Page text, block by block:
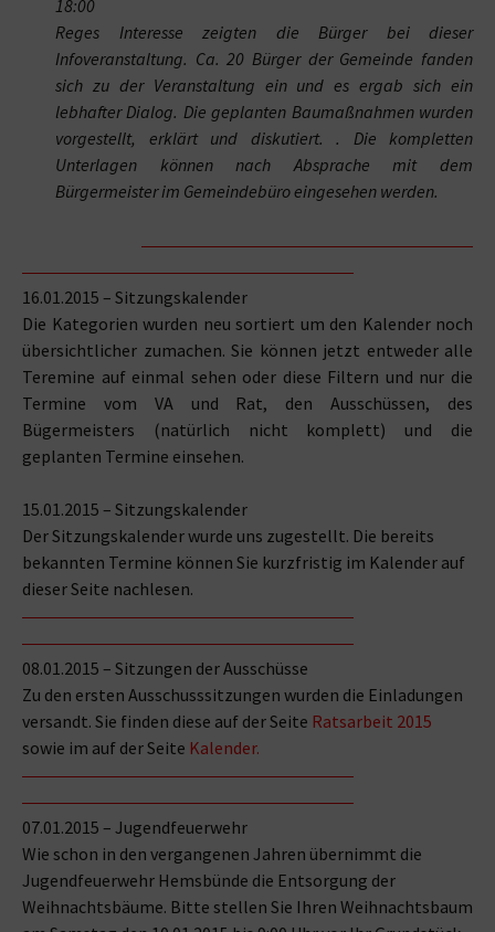
18:00
Reges Interesse zeigten die Bürger bei dieser
Infoveranstaltung. Ca. 20 Bürger der Gemeinde fanden
sich zu der Veranstaltung ein und es ergab sich ein
lebhafter Dialog. Die geplanten Baumaßnahmen wurden
vorgestellt, erklärt und diskutiert. . Die kompletten
Unterlagen können nach Absprache mit dem
Bürgermeister im Gemeindebüro eingesehen werden.
16.01.2015 – Sitzungskalender
Die Kategorien wurden neu sortiert um den Kalender noch
übersichtlicher zumachen. Sie können jetzt entweder alle
Teremine auf einmal sehen oder diese Filtern und nur die
Termine vom VA und Rat, den Ausschüssen, des
Bügermeisters (natürlich nicht komplett) und die
geplanten Termine einsehen.
15.01.2015 – Sitzungskalender
Der Sitzungskalender wurde uns zugestellt. Die bereits
bekannten Termine können Sie kurzfristig im Kalender auf
dieser Seite nachlesen.
08.01.2015 – Sitzungen der Ausschüsse
Zu den ersten Ausschusssitzungen wurden die Einladungen
versandt. Sie finden diese auf der Seite Ratsarbeit 2015
sowie im auf der Seite Kalender.
07.01.2015 – Jugendfeuerwehr
Wie schon in den vergangenen Jahren übernimmt die
Jugendfeuerwehr Hemsbünde die Entsorgung der
Weihnachtsbäume. Bitte stellen Sie Ihren Weihnachtsbaum